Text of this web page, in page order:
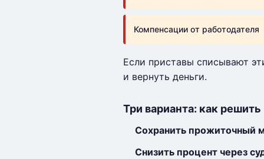
Компенсации от работодателя
Если приставы списывают
и вернуть деньги.
Три варианта: как
Сохранить прожиточный
Снизить процент через